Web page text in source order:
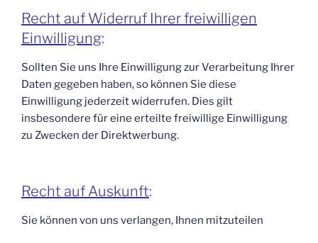
Recht auf Widerruf Ihrer freiwilligen
Einwilligung:
Sollten Sie uns Ihre Einwilligung zur Verarbeitung Ihrer
Daten gegeben haben, so können Sie diese
Einwilligung jederzeit widerrufen. Dies gilt
insbesondere für eine erteilte freiwillige Einwilligung
zu Zwecken der Direktwerbung.
Recht auf Auskunft:
Sie können von uns verlangen, Ihnen mitzuteilen